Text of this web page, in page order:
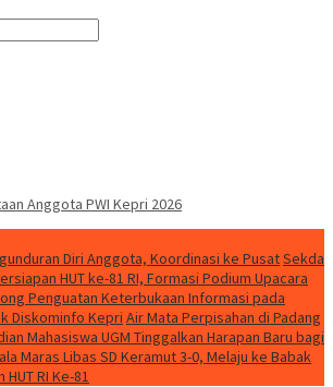
Anggota PWI Kepri 2026
Diri Anggota, Koordinasi ke PusatSekda
HUT ke-81 RI, Formasi Podium Upacara
Penguatan Keterbukaan Informasi pada
Diskominfo Kepri Air Mata Perpisahan di Padang
Mahasiswa UGM Tinggalkan Harapan Baru bagi
Maras Libas SD Keramut 3-0, Melaju ke Babak
RI Ke-81